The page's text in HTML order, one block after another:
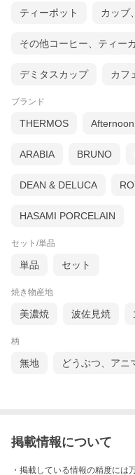
ティーポット カップ
その他コーヒー、ティー
デミタスカップ カフ
ブランド
THERMOS
ARABIA BRUNO
DEAN & DELUCA
HASAMI PORCELAIN
セット/単品
単品 セット
焼き物産地
美濃焼 波佐見焼
柄
無地 どうぶつ、アニ
掲載情報について
・掲載している情報の精度には